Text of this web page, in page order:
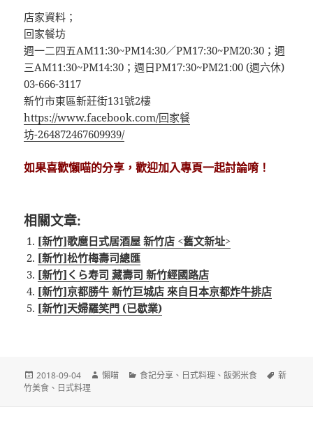
店家資料；
回家餐坊
週一二四五AM11:30~PM14:30／PM17:30~PM20:30；週
三AM11:30~PM14:30；週日PM17:30~PM21:00 (週六休)
03-666-3117
新竹市東區新莊街131號2樓
https://www.facebook.com/回家餐
坊-264872467609939/
如果喜歡懶喵的分享，歡迎加入專頁一起討論唷！
相關文章:
[新竹]歌麿日式居酒屋 新竹店 <舊文新址>
[新竹]松竹梅壽司總匯
[新竹]くら寿司 藏壽司 新竹經國路店
[新竹]京都勝牛 新竹巨城店 來自日本京都炸牛排店
[新竹]天婦羅笑門 (已歇業)
發
佈
2018-09-04
作
懶喵
分
食記分享 、 日式料理 、飯粥米食
標
新
竹美食 、 日式料理